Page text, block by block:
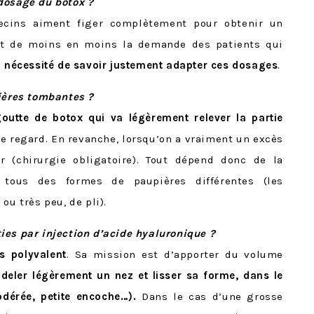
aiment figer complètement pour obtenir un
de moins en moins la demande des patients qui
nécessité de savoir justement adapter ces dosages.
tombantes ?
de botox qui va légèrement relever la partie
regard. En revanche, lorsqu’on a vraiment un excès
obligatoire). Tout dépend donc de la
tous des formes de paupières différentes (les
très peu, de pli).
par injection d’acide hyaluronique ?
polyvalent. Sa mission est d’apporter du volume
légèrement un nez et lisser sa forme, dans le
petite encoche…). Dans le cas d’une grosse